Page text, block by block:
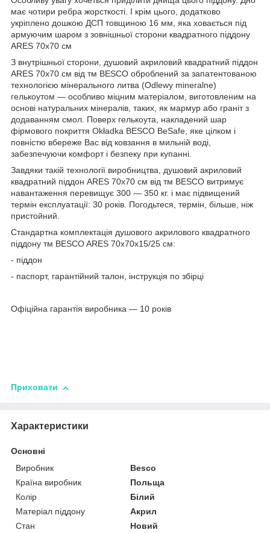
має чотири ребра жорсткості. І крім цього, додатково
укріплено дошкою ДСП товщиною 16 мм, яка ховається під
армуючим шаром з зовнішньої сторони квадратного піддону
ARES 70х70 см
З внутрішньої сторони, душовий акриловий квадратний піддон
ARES 70х70 см від тм BESCO оброблений за запатентованою
технологією мінерального литва (Odlewy mineralne)
гелькоутом ― особливо міцним матеріалом, виготовленим на
основі натуральних мінералів, таких, як мармур або граніт з
додаванням смол. Поверх гелькоута, накладений шар
фірмового покриття Okładka BESCO BeSafe, яке цілком і
повністю вбереже Вас від ковзання в мильній воді,
забезпечуючи комфорт і безпеку при купанні.
Завдяки такій технології виробництва, душовий акриловий
квадратний піддон ARES 70х70 см від тм BESCO витримує
навантаження перевищує 300 ― 350 кг. і має підвищений
термін експлуатації: 30 років. Погодьтеся, термін, більше, ніж
пристойний.
Стандартна комплектація душового акрилового квадратного
піддону тм BESCO ARES 70х70х15/25 см:
- піддон
- паспорт, гарантійний талон, інструкція по збірці
Офіційна гарантія виробника ― 10 років
Приховати
Характеристики
Основні
Виробник
Besco
Країна виробник
Польща
Колір
Білий
Матеріал піддону
Акрил
Стан
Новий